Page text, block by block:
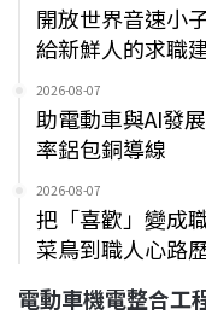
開放世界音速小
給新鮮人的求職
2026-08-07
助電動車與AI發
率鋁包銅導線
2026-08-07
把「喜歡」變成
菜鳥到職人心路
電動車機電整合工